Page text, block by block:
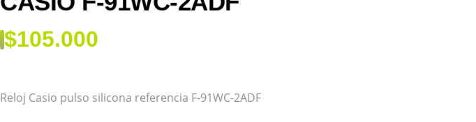
$105.000
Reloj Casio pulso silicona referencia F-91WC-2ADF